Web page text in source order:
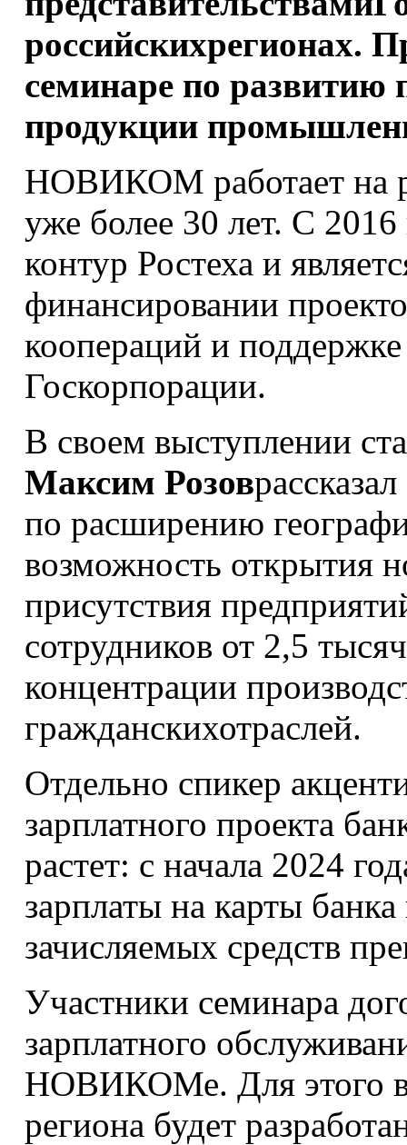
российскихрегионах.
семинаре по развитию
продукции
НОВИКОМ работает на
уже более 30 лет. С 2016
контур Ростеха и
финансировании
коопераций и
Госкорпорации.
В своем выступлении
Максим Розов
по расширению
возможность открытия
присутствия
сотрудников от 2,5
концентрации
гражданскихотраслей.
Отдельно спикер
зарплатного проекта
растет: с начала 2024
зарплаты на карты
зачисляемых средств
Участники семинара
зарплатного
НОВИКОМе. Для этого в
региона будет